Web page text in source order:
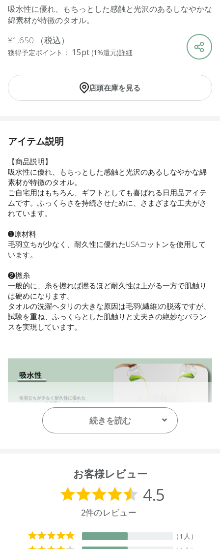
吸水性に優れ、もちっとした感触と光沢のあるしなやかな
綿素材が特徴のタオル。
¥1,650 （税込）
獲得予定ポイント： 15pt (1%還元)詳細
店頭在庫を見る
アイテム説明
【商品説明】
吸水性に優れ、もちっとした感触と光沢のあるしなやかな綿
素材が特徴のタオル。
ご自宅用はもちろん、ギフトとしても喜ばれる日用品アイテ
ムです。ふっくらさを持続させために、さまざまな工夫がさ
れています。
➊原材料
毛羽立ちが少なく、耐久性に優れたUSAコットンを使用して
います。
❷撚糸
一般的に、糸を撚れば撚るほど耐久性は上がる一方で肌触り
は硬めになります。
タオルの洗濯ヘタリの大きな原因は毛羽(繊維)の脱落ですが、
試験を重ね、ふっくらとした肌触りと丈夫さの絶妙なバラン
スを実現しています。
続きを読む
お客様レビュー